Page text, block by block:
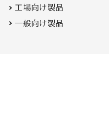
工場向け製品
一般向け製品